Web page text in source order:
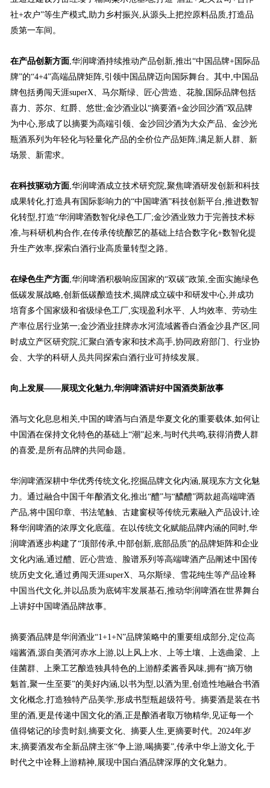
社+农户”等生产模式,助力乡村振兴,从源头上把控原料品质,打造品
质第一车间。
在产品创新方面,华润啤酒持续推动产品创新,推出“中国品牌+国际品
牌”的“4+4”高端品牌矩阵,引领中国品牌迈向国际舞台。其中,中国品
牌包括勇闯天涯superX、马尔斯绿、匠心营造、花脸,国际品牌包括
喜力、苏尔、红爵、悠世;金沙酒业以“摘要酒+金沙回沙酒”双品牌
为中心,形成了以摘要为高端引领、金沙回沙酒为大众产品、金沙光
瓶酒系列为年轻化与轻量化产品的全价位产品矩阵,满足新人群、新
场景、新需求。
在科技驱动方面,华润啤酒成立技术研究院,聚焦啤酒研发创新和科技
成果转化,打造具有国际影响力的“中国啤酒”科技创新平台,推进数智
化转型,打造“华润啤酒数智化绿色工厂;金沙酒业致力于完善技术标
准,与科研机构合作,在传承传统酿艺的基础上结合数字化+数智化提
升生产效率,探索白酒行业高质量转型之路。
在绿色生产方面,华润啤酒积极响应国家的“双碳”政策,全面实施绿色
低碳发展战略,创新低碳酿造技术,揭牌成立碳中和研发中心,并成功
培育多个国家级和省级绿色工厂,实现盈利水平、人均效率、劳动生
产率位居行业第一;金沙酒业挂牌赤水河流域酱香白酒金沙县产区,同
时成立产区研究院,汇聚白酒专家和技术高手,协同政府部门、行业协
会、大学的科研人员共同探索白酒行业可持续发展。
向上发展——展现文化魅力,华润啤酒讲好中国酒类新故事
酒与文化息息相关,中国的啤酒与白酒是华夏文化的重要载体,如何让
中国酒在保持文化特色的基础上“潮”起来,与时代共鸣,获得消费人群
的喜爱,是所有品牌的共同命题。
华润啤酒深耕中华优秀传统文化,挖掘品牌文化内涵,展现东方文化魅
力。通过融合中国千年酿酒文化,推出“醴”与“醲醴”两款超高端啤酒
产品,将中国印章、书法笔触、古建窗棂等传统元素融入产品设计,诠
释华润啤酒的浓厚文化底蕴。在以传统文化赋能品牌内涵的同时,华
润啤酒逐步构建了“顶部传承,中部创新,底部品质”的品牌矩阵和企业
文化内涵,通过醴、匠心营造、脸谱系列等高端啤酒产品阐述中国传
统历史文化,通过勇闯天涯superX、马尔斯绿、雪花纯生等产品诠释
中国当代文化,并以品质为底铸牢发展基石,推动华润啤酒在世界舞台
上讲好中国啤酒品牌故事。
摘要酒品牌是华润酒业“1+1+N”品牌策略中的重要组成部分,定位高
端酱酒,源自美酒河赤水上游,以上风上水、上等土壤、上选曲梁、上
佳菌群、上乘工艺酿造独具特色的上游醇柔酱香风味,拥有“摘万物
魁首,聚一生至要”的美好内涵,以书为型,以酒为里,创造性地融合书酒
文化概念,打造独特产品美学,形成书型瓶超级符号。摘要酒是装在书
里的酒,更是传递中国文化的酒,正是酿酒者取万物精华,见证每一个
值得铭记的珍贵时刻,摘要文化、摘要人生,更摘要时代。2024年岁
末,摘要酒发布全新品牌主张“争上游,喝摘要”,传承中华上游文化,于
时代之中诠释上游精神,展现中国白酒品牌深厚的文化魅力。